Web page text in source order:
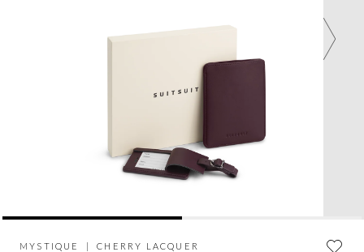
MYSTIQUE | CHERRY LACQUER